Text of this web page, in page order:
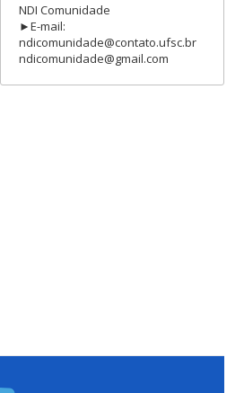
NDI Comunidade
►E-mail:
ndicomunidade@contato.ufsc.br
ndicomunidade@gmail.com